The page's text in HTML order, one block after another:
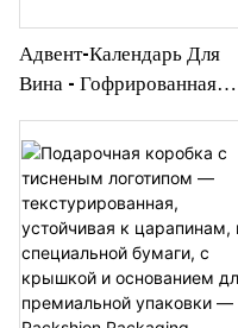
Адвент-Календарь Для
Вина - Гофрированная
Разделителями Для Мини-
Бутылок И Флаконов -
Packshion Packaging